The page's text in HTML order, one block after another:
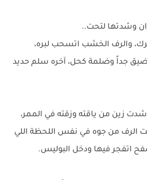
وشدتها لتحت..
والرف الخشب اتسحب لبره،
جداً وضلمة كحل، آخره سلم حديد
زين من ياقته وزقته في الممر،
الرف من جوه في نفس اللحظة اللي
اتفجر فيها ودخل البوليس.